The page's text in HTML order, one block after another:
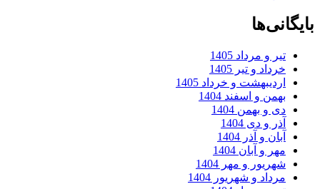
بایگانی‌ها
تیر و مرداد 1405
خرداد و تیر 1405
اردیبهشت و خرداد 1405
بهمن و اسفند 1404
دی و بهمن 1404
آذر و دی 1404
آبان و آذر 1404
مهر و آبان 1404
شهریور و مهر 1404
مرداد و شهریور 1404